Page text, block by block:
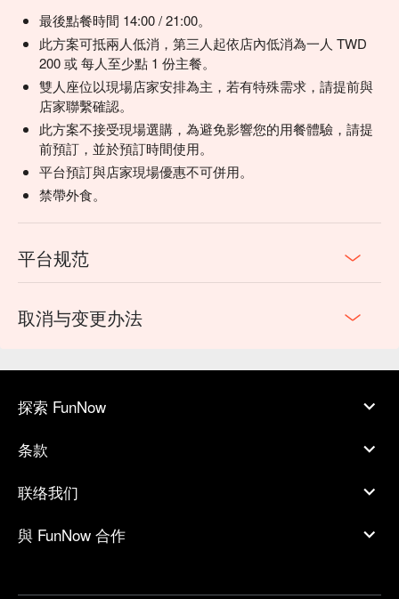
最後點餐時間 14:00 / 21:00。
此方案可抵兩人低消，第三人起依店內低消為一人 TWD
200 或 每人至少點 1 份主餐。
雙人座位以現場店家安排為主，若有特殊需求，請提前與
店家聯繫確認。
此方案不接受現場選購，為避免影響您的用餐體驗，請提
前預訂，並於預訂時間使用。
平台預訂與店家現場優惠不可併用。
禁帶外食。
平台规范
取消与变更办法
探索 FunNow
条款
联络我们
與 FunNow 合作